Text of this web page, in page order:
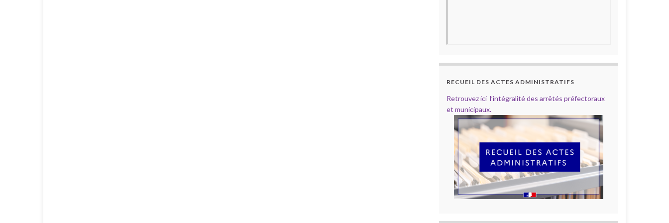
RECUEIL DES ACTES ADMINISTRATIFS
Retrouvez ici l’intégralité des arrêtés préfectoraux
et municipaux.